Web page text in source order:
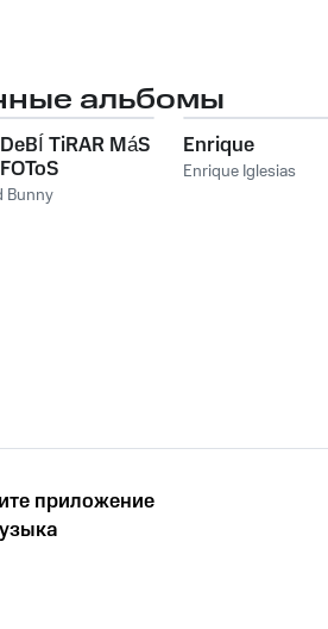
альбомы
DeBÍ TiRAR MáS
FOToS
Bunny
Enrique
Enrique Iglesias
приложение